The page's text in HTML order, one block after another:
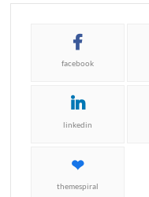
facebook
linkedin
themespiral